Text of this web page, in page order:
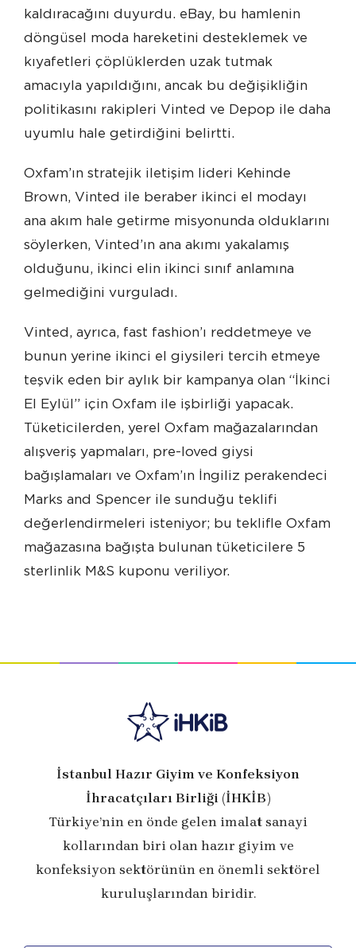
kaldıracağını duyurdu. eBay, bu hamlenin
döngüsel moda hareketini desteklemek ve
kıyafetleri çöplüklerden uzak tutmak
amacıyla yapıldığını, ancak bu değişikliğin
politikasını rakipleri Vinted ve Depop ile daha
uyumlu hale getirdiğini belirtti.
Oxfam’ın stratejik iletişim lideri Kehinde
Brown, Vinted ile beraber ikinci el modayı
ana akım hale getirme misyonunda olduklarını
söylerken, Vinted’ın ana akımı yakalamış
olduğunu, ikinci elin ikinci sınıf anlamına
gelmediğini vurguladı.
Vinted, ayrıca, fast fashion’ı reddetmeye ve
bunun yerine ikinci el giysileri tercih etmeye
teşvik eden bir aylık bir kampanya olan “İkinci
El Eylül” için Oxfam ile işbirliği yapacak.
Tüketicilerden, yerel Oxfam mağazalarından
alışveriş yapmaları, pre-loved giysi
bağışlamaları ve Oxfam’ın İngiliz perakendeci
Marks and Spencer ile sunduğu teklifi
değerlendirmeleri isteniyor; bu teklifle Oxfam
mağazasına bağışta bulunan tüketicilere 5
sterlinlik M&S kuponu veriliyor.
İstanbul Hazır Giyim ve Konfeksiyon
İhracatçıları Birliği (İHKİB)
Türkiye’nin en önde gelen imalat sanayi
kollarından biri olan hazır giyim ve
konfeksiyon sektörünün en önemli sektörel
kuruluşlarından biridir.